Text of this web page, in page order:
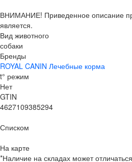
ВНИМАНИЕ! Приведенное описание
является.
Вид животного
собаки
Бренды
ROYAL CANIN Лечебные корма
t° режим
Нет
GTIN
4627109385294
Списком
На карте
*Наличие на складах может